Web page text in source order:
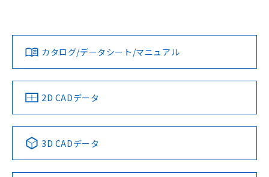
ダウンロードデータをご利用いただく前に、以下を必ずお読
みください。
ソフトウェアの使用条件
対応済み
中国 RoHS 注意事項・凡例
Pb Hg Cd Cr(VI)
LR型式承認
（イギリス
船舶規格）
DNV型式承認
（ノルウェー
BV型式承認
（フランス
KR型式
（韓国
No No No No
この製品の規格認証/適合状況ページへ
その他の認証はこちらのページからご検索ください
カタログ/データシート/マニュアル
2D CADデータ
3D CADデータ